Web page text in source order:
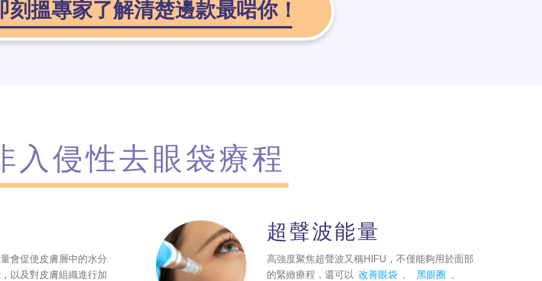
刻搵專家了解清楚邊款最啱你！
入侵性去眼袋療程
會促使皮膚層中的水分
以及對皮膚組織進行加
超聲波能量
高強度聚焦超聲波又稱HIFU，不僅能夠用於面部
的緊緻療程，還可以 改善眼袋 黑眼圈